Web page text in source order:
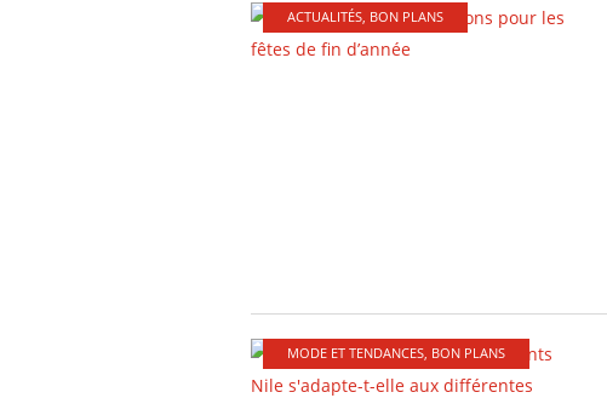
ACTUALITÉS, BON PLANS
MODE ET TENDANCES, BON PLANS